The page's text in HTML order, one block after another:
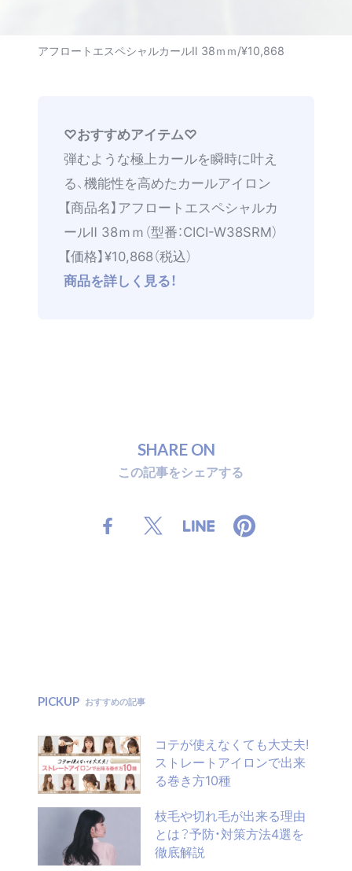
アフロートエスペシャルカールⅡ 38ｍｍ/¥10,868
♡おすすめアイテム♡
弾むような極上カールを瞬時に叶え
る、機能性を高めたカールアイロン
【商品名】アフロートエスペシャルカ
ールⅡ 38ｍｍ（型番：CICI-W38SRM）
【価格】¥10,868（税込）
商品を詳しく見る！
SHARE ON
こ の記事をシェアする
PICKUP おすすめの記事
コテが使えなくても大丈夫!
ストレートアイロンで出来
る巻き方10種
枝毛や切れ毛が出来る理由
とは？予防・対策方法4選を
徹底解説